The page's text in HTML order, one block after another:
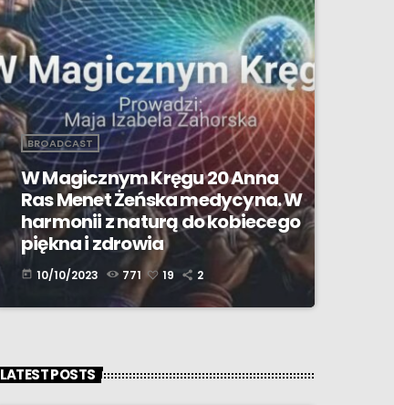
BROADCAST
W Magicznym Kręgu 20 Anna
Ras Menet Żeńska medycyna. W
harmonii z naturą do kobiecego
piękna i zdrowia
today 10/10/2023 771 19 2
LATEST POSTS